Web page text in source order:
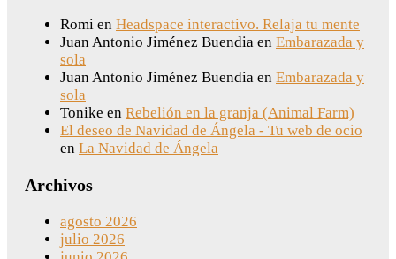
Romi en Headspace interactivo. Relaja tu mente
Juan Antonio Jiménez Buendia en Embarazada y
sola
Juan Antonio Jiménez Buendia en Embarazada y
sola
Tonike en Rebelión en la granja (Animal Farm)
El deseo de Navidad de Ángela - Tu web de ocio
en La Navidad de Ángela
Archivos
agosto 2026
julio 2026